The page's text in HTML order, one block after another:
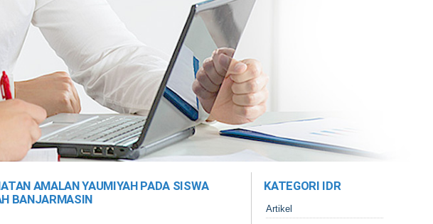
AMALAN YAUMIYAH PADA SISWA
BANJARMASIN
KATEGORI IDR
Artikel